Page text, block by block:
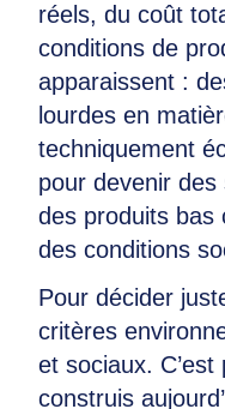
réels, du coût
conditions de
apparaissent :
lourdes en
techniquement
pour devenir
des produits bas
des conditions
Pour décider
critères
et sociaux.
construis